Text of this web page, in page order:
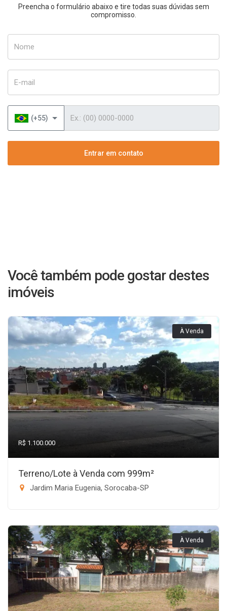
Preencha o formulário abaixo e tire todas suas dúvidas sem
compromisso.
(+55)
Entrar em contato
Você também pode gostar destes
imóveis
À Venda
R$ 1.100.000
Terreno/Lote à Venda com 999m²
Jardim Maria Eugenia, Sorocaba-SP
À Venda